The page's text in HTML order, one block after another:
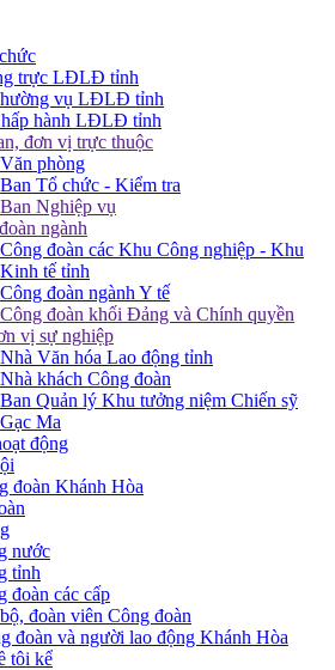
trực LĐLĐ tỉnh
vụ LĐLĐ tỉnh
hành LĐLĐ tỉnh
đơn vị trực thuộc
Văn phòng
Ban Tổ chức - Kiểm tra
Ban Nghiệp vụ
ngành
Công đoàn các Khu Công nghiệp - Khu
Kinh tế tỉnh
Công đoàn ngành Y tế
Công đoàn khối Đảng và Chính quyền
vị sự nghiệp
Nhà Văn hóa Lao động tỉnh
Nhà khách Công đoàn
Ban Quản lý Khu tưởng niệm Chiến sỹ
Gạc Ma
động
đoàn Khánh Hòa
nước
tỉnh
đoàn các cấp
đoàn viên Công đoàn
đoàn và người lao động Khánh Hòa
tôi kể